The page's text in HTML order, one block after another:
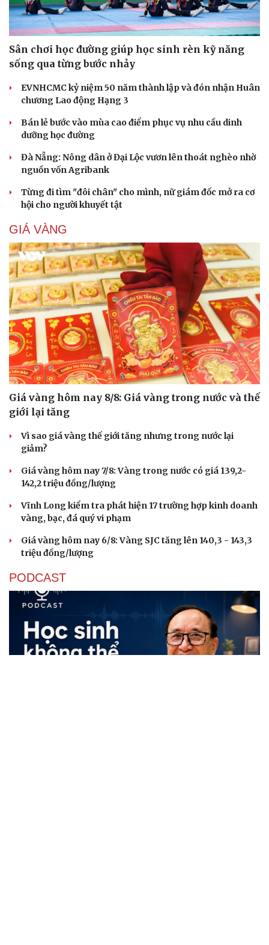
Sân chơi học đường giúp học sinh rèn kỹ năng
sống qua từng bước nhảy
EVNHCMC kỷ niệm 50 năm thành lập và đón nhận Huân
chương Lao động Hạng 3
Bán lẻ bước vào mùa cao điểm phục vụ nhu cầu dinh
dưỡng học đường
Đà Nẵng: Nông dân ở Đại Lộc vươn lên thoát nghèo nhờ
nguồn vốn Agribank
Từng đi tìm "đôi chân" cho mình, nữ giám đốc mở ra cơ
hội cho người khuyết tật
GIÁ VÀNG
Giá vàng hôm nay 8/8: Giá vàng trong nước và thế
giới lại tăng
Vì sao giá vàng thế giới tăng nhưng trong nước lại
giảm?
Giá vàng hôm nay 7/8: Vàng trong nước có giá 139,2-
142,2 triệu đồng/lượng
Vĩnh Long kiểm tra phát hiện 17 trường hợp kinh doanh
vàng, bạc, đá quý vi phạm
Giá vàng hôm nay 6/8: Vàng SJC tăng lên 140,3 - 143,3
triệu đồng/lượng
PODCAST